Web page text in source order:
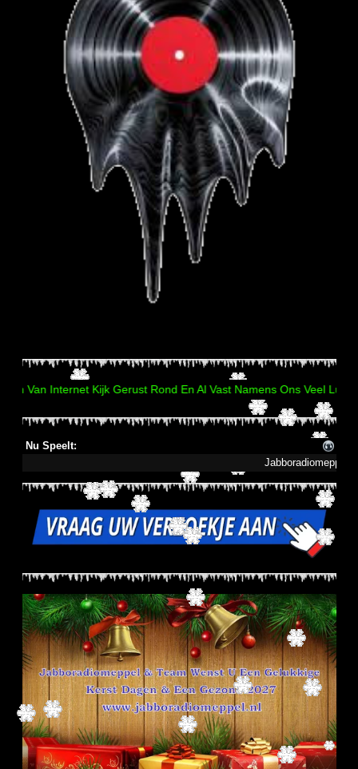
Kijk Gerust Rond En Al Vast Namens Ons Veel Luister